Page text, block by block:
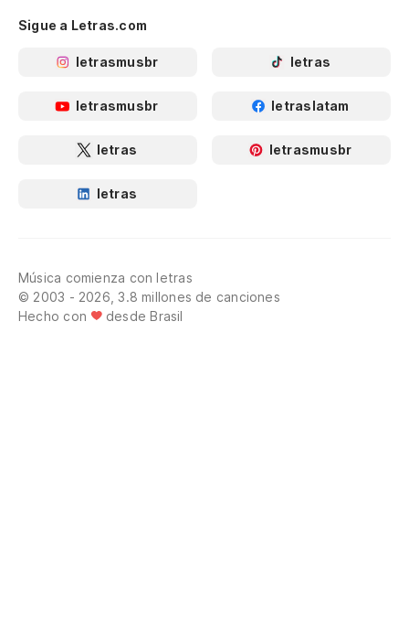
Sigue a Letras.com
letrasmusbr letras
letrasmusbr letraslatam
letras letrasmusbr
letras
Música comienza con letras
© 2003 - 2026, 3.8 millones de canciones
Hecho con
desde Brasil